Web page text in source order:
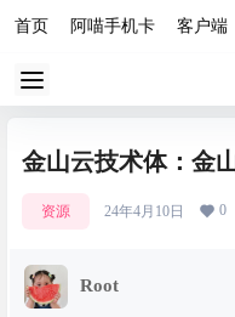
首页 阿喵手机卡 客户端
金山云技术体：金
资源 24年4月10日 0
Root